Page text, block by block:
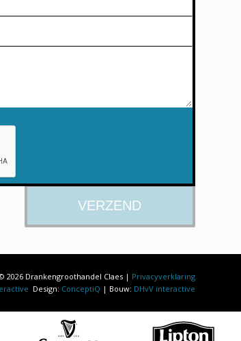
2026 Drankengroothandel Claes | Privacyverklaring
Design: ConceptiQ | Bouw: DHvV interactive